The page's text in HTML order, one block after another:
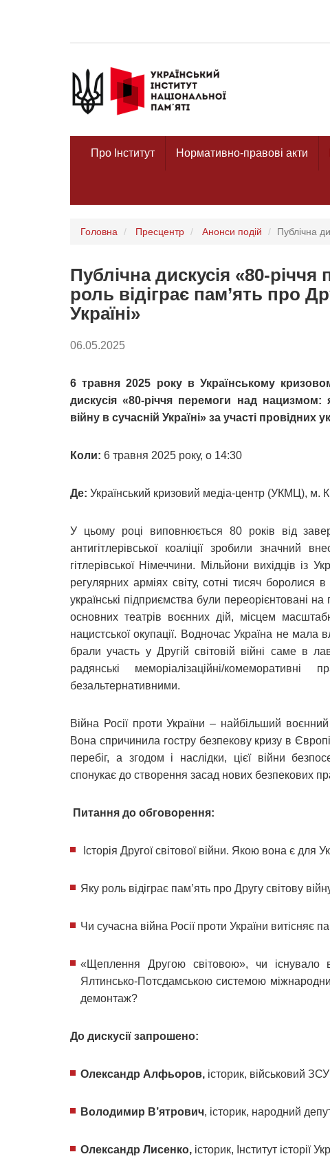
Про Інститут Нормативно-правові акти
Головна Пресцентр Анонси подій Публічна
Публічна дискусія «80-
роль відіграє пам’ять про
Україні»
06.05.2025
6 травня 2025 року в Українському
дискусія «80-річчя перемоги над нацизмом:
війну в сучасній Україні» за участі провідних
Коли: 6 травня 2025 року, о 14:30
Де: Український кризовий медіа-центр (УКМЦ), м.
У цьому році виповнюється 80 років від
антигітлерівської коаліції зробили
гітлерівської Німеччини. Мільйони вихідців із
регулярних арміях світу, сотні тисяч боролися
українські підприємства були переорієнтовані
основних театрів воєнних дій, місцем
нацистської окупації. Водночас Україна не мала
брали участь у Другій світовій війні саме в
радянські меморіалізаційні/
безальтернативними.
Війна Росії проти України – найбільший
Вона спричинила гостру безпекову кризу в
перебіг, а згодом і наслідки, цієї війни
спонукає до створення засад нових безпекових
Питання до обговорення:
Історія Другої світової війни. Якою вона є для
Яку роль відіграє пам’ять про Другу світову
Чи сучасна війна Росії проти України витісняє
«Щеплення Другою світовою», чи існувало
Ялтинсько-Потсдамською системою
демонтаж?
До дискусії запрошено:
Олександр Алфьоров, історик, військовий ЗСУ
Володимир В’ятрович, історик, народний
Олександр Лисенко, історик, Інститут історії